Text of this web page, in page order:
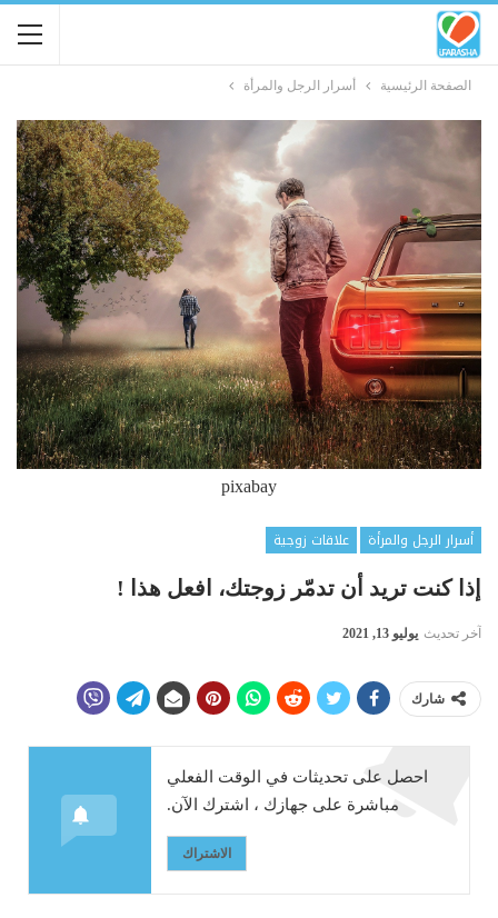
الصفحة الرئيسية أسرار الرجل والمرأة
pixabay
أسرار الرجل والمرأة
علاقات زوجية
إذا كنت تريد أن تدمّر زوجتك، افعل هذا !
آخر تحديث يوليو 13, 2021
شارك
احصل على تحديثات في الوقت الفعلي
مباشرة على جهازك ، اشترك الآن.
الاشتراك